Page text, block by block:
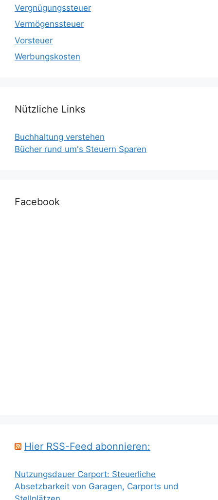
Vergnügungssteuer
Vermögenssteuer
Vorsteuer
Werbungskosten
Nützliche Links
Buchhaltung verstehen
Bücher rund um's Steuern Sparen
Facebook
Hier RSS-Feed abonnieren:
Nutzungsdauer Carport: Steuerliche
Absetzbarkeit von Garagen, Carports und